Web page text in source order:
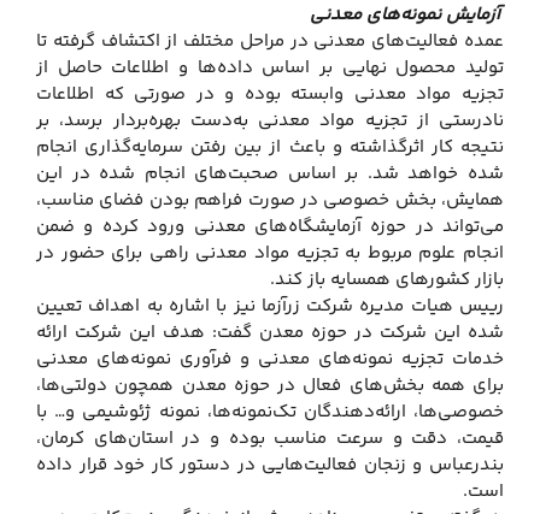
آزمایش نمونه‌های معدنی
عمده فعالیت‌های معدنی در مراحل مختلف از اکتشاف گرفته تا
تولید محصول نهایی بر اساس داده‌ها و اطلاعات حاصل از
تجزیه مواد معدنی وابسته بوده و در صورتی که اطلاعات
نادرستی از تجزیه مواد معدنی به‌دست بهره‌بردار برسد، بر
نتیجه کار اثرگذاشته و باعث از بین رفتن سرمایه‌گذاری انجام
شده خواهد شد. بر اساس صحبت‌های انجام شده در این
همایش، بخش خصوصی در صورت فراهم بودن فضای مناسب،
می‌تواند در حوزه آزمایشگاه‌های معدنی ورود کرده و ضمن
انجام علوم مربوط به تجزیه مواد معدنی راهی برای حضور در
بازار کشورهای همسایه باز کند.
رییس هیات مدیره شرکت زرآزما نیز با اشاره به اهداف تعیین
شده این شرکت در حوزه معدن گفت: هدف این شرکت ارائه
خدمات تجزیه نمونه‌های معدنی و فرآوری نمونه‌های معدنی
برای همه بخش‌های فعال در حوزه معدن همچون دولتی‌ها،
خصوصی‌ها، ارائه‌دهندگان تک‌نمونه‌ها، نمونه ژئوشیمی و… با
قیمت، دقت و سرعت مناسب بوده و در استان‌های کرمان،
بندرعباس و زنجان فعالیت‌هایی در دستور کار خود قرار داده
است.